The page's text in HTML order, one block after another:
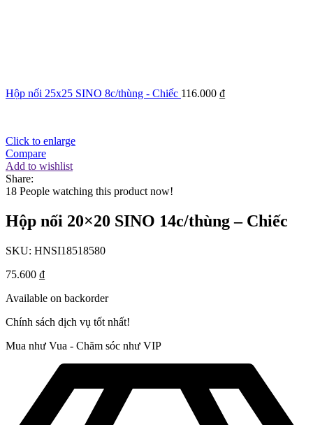
Hộp nối 25x25 SINO 8c/thùng - Chiếc 116.000 ₫
Click to enlarge
Compare
Add to wishlist
Share:
18 People watching this product now!
Hộp nối 20×20 SINO 14c/thùng – Chiếc
SKU: HNSI18518580
75.600 ₫
Available on backorder
Chính sách dịch vụ tốt nhất!
Mua như Vua - Chăm sóc như VIP